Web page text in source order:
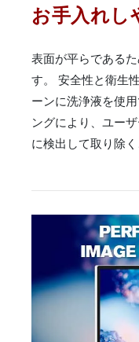
お手入れし
表面が平らである
す。 安全性と衛生
ーンに洗浄液を使
ングにより、ユー
に検出して取り除く